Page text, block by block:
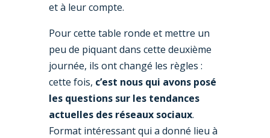
et à leur compte.
Pour cette table ronde et mettre un
peu de piquant dans cette deuxième
journée, ils ont changé les règles :
cette fois, c’est nous qui avons posé
les questions sur les tendances
actuelles des réseaux sociaux.
Format intéressant qui a donné lieu à